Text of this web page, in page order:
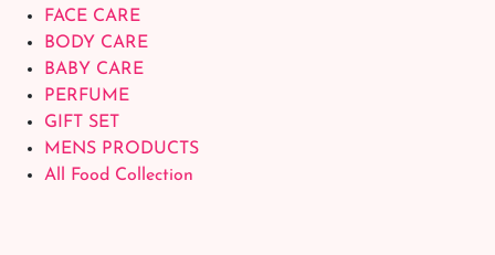
FACE CARE
BODY CARE
BABY CARE
PERFUME
GIFT SET
MENS PRODUCTS
All Food Collection